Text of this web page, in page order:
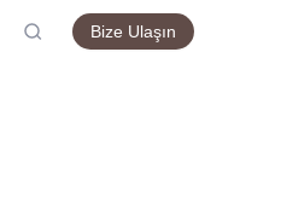
Bize Ulaşın